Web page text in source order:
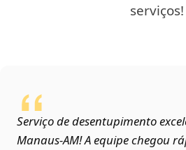
serviços!
Serviço de desentupimento
Manaus‑AM! A equipe chegou